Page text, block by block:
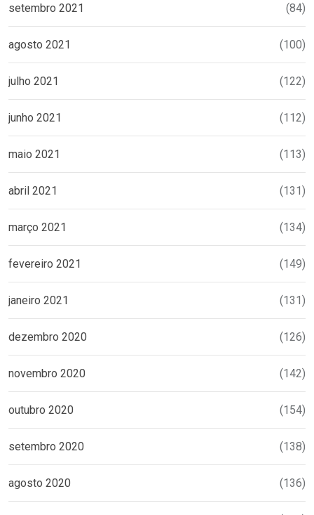
setembro 2021 (84)
agosto 2021 (100)
julho 2021 (122)
junho 2021 (112)
maio 2021 (113)
abril 2021 (131)
março 2021 (134)
fevereiro 2021 (149)
janeiro 2021 (131)
dezembro 2020 (126)
novembro 2020 (142)
outubro 2020 (154)
setembro 2020 (138)
agosto 2020 (136)